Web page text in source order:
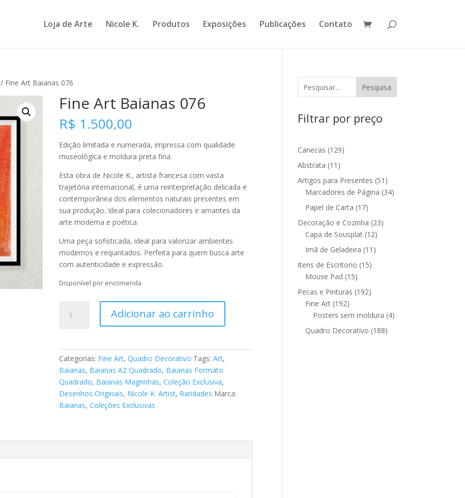
Loja de Arte Nicole K. Produtos Exposições Publicações Contato
/ Fine Art Baianas 076
Fine Art Baianas 076
R$ 1.500,00
Edição limitada e numerada, impressa com qualidade
museológica e moldura preta fina.
Esta obra de Nicole K., artista francesa com vasta
trajetória internacional, é uma reinterpretação delicada e
contemporânea dos elementos naturais presentes em
sua produção. Ideal para colecionadores e amantes da
arte moderna e poética.
Uma peça sofisticada, ideal para valorizar ambientes
modernos e requintados. Perfeita para quem busca arte
com autenticidade e expressão.
Disponível por encomenda
Adicionar ao carrinho
Categorias: Fine Art,Quadro Decorativo Tags:Art,
Baianas, Baianas A2 Quadrado, Baianas Formato
Quadrado, Baianas Magrinhas,Coleção Exclusiva,
Desenhos Originais, Nicole K. Artist, Raridades Marca:
Baianas,Coleções Exclusivas
Pesquisa
Filtrar por preço
Canecas 129129
Abstrata 11 11
produtos
Artigos para Presentes 51 51
produtos
Marcadores de Página 3434
Papel de Carta 1717
produtos
Decoração e Cozinha 2323
Capa de Sousplat 1212
produtos
Imã de Geladeira 11 11
Itens de Escritorio 1515
Mouse Pad 1515
produtos
Pecas e Pinturas 192192
Fine Art 192192
produtos
Posters sem moldura 44
Quadro Decorativo 188188